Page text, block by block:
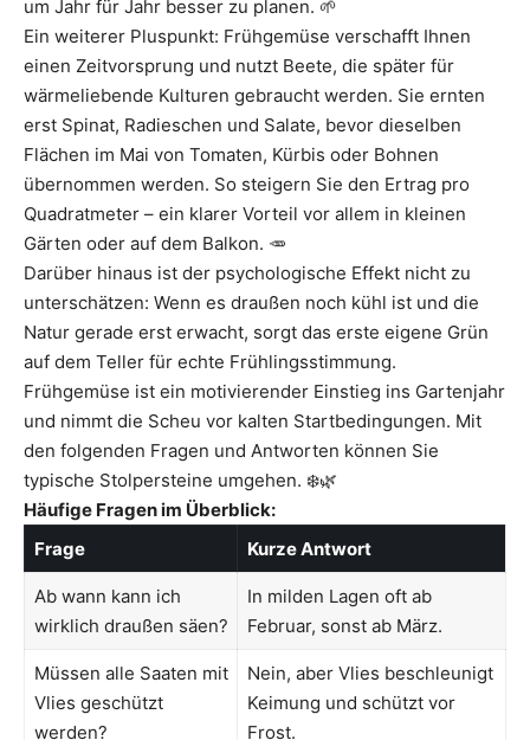
um Jahr für Jahr besser zu planen. 🌱
Ein weiterer Pluspunkt: Frühgemüse verschafft Ihnen
einen Zeitvorsprung und nutzt Beete, die später für
wärmeliebende Kulturen gebraucht werden. Sie ernten
erst Spinat, Radieschen und Salate, bevor dieselben
Flächen im Mai von Tomaten, Kürbis oder Bohnen
übernommen werden. So steigern Sie den Ertrag pro
Quadratmeter – ein klarer Vorteil vor allem in kleinen
Gärten oder auf dem Balkon. 🥕
Darüber hinaus ist der psychologische Effekt nicht zu
unterschätzen: Wenn es draußen noch kühl ist und die
Natur gerade erst erwacht, sorgt das erste eigene Grün
auf dem Teller für echte Frühlingsstimmung.
Frühgemüse ist ein motivierender Einstieg ins Gartenjahr
und nimmt die Scheu vor kalten Startbedingungen. Mit
den folgenden Fragen und Antworten können Sie
typische Stolpersteine umgehen. ❄️🌿
Häufige Fragen im Überblick:
Frage
Kurze Antwort
Ab wann kann ich
wirklich draußen säen?
In milden Lagen oft ab
Februar, sonst ab März.
Müssen alle Saaten mit
Vlies geschützt
werden?
Nein, aber Vlies beschleunigt
Keimung und schützt vor
Frost.